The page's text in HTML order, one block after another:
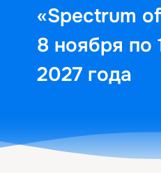
«Spectrum
8 ноября по
2027 года